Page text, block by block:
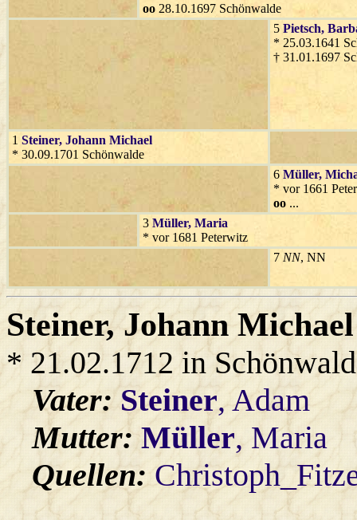
oo 28.10.1697 Schönwalde
5 Pietsch,
* 25.03.1641
† 31.01.1697
1 Steiner, Johann Michael
* 30.09.1701 Schönwalde
6 Müller,
* vor 1661
oo ...
3 Müller, Maria
* vor 1681 Peterwitz
7 NN, NN
Steiner, Johann Michael
* 21.02.1712 in
Vater:Steiner, Adam
Mutter:Müller, Maria
Quellen: